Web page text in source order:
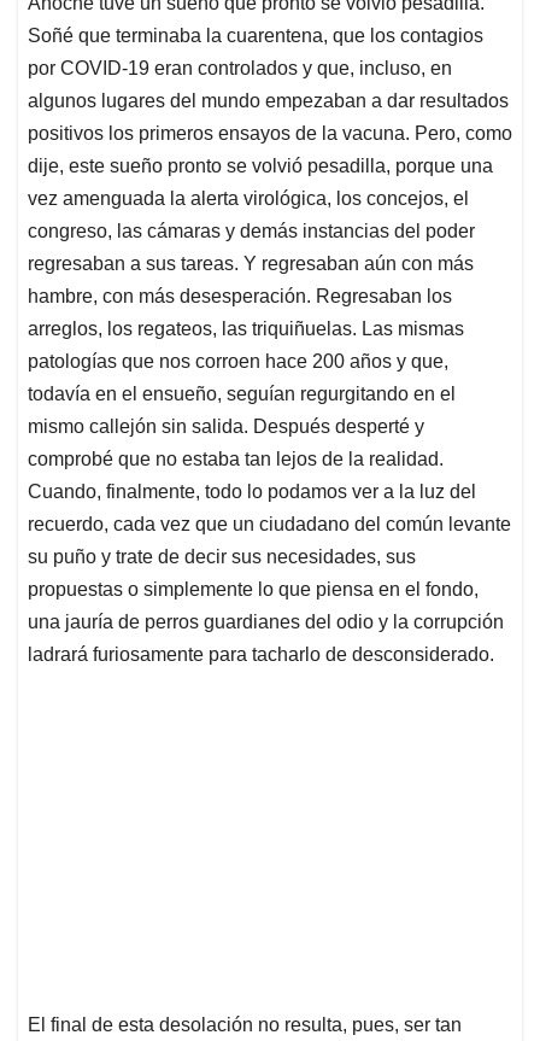
s
A
p
p
b
o
o
k
e
d
I
n
l
a
d
s
Soñé que terminaba la cuarentena, que los contagios
por COVID-19 eran controlados y que, incluso, en
algunos lugares del mundo empezaban a dar resultados
positivos los primeros ensayos de la vacuna. Pero, como
dije, este sueño pronto se volvió pesadilla, porque una
vez amenguada la alerta virológica, los concejos, el
congreso, las cámaras y demás instancias del poder
regresaban a sus tareas. Y regresaban aún con más
hambre, con más desesperación. Regresaban los
arreglos, los regateos, las triquiñuelas. Las mismas
patologías que nos corroen hace 200 años y que,
todavía en el ensueño, seguían regurgitando en el
mismo callejón sin salida. Después desperté y
comprobé que no estaba tan lejos de la realidad.
Cuando, finalmente, todo lo podamos ver a la luz del
recuerdo, cada vez que un ciudadano del común levante
su puño y trate de decir sus necesidades, sus
propuestas o simplemente lo que piensa en el fondo,
una jauría de perros guardianes del odio y la corrupción
ladrará furiosamente para tacharlo de desconsiderado.
El final de esta desolación no resulta, pues, ser tan